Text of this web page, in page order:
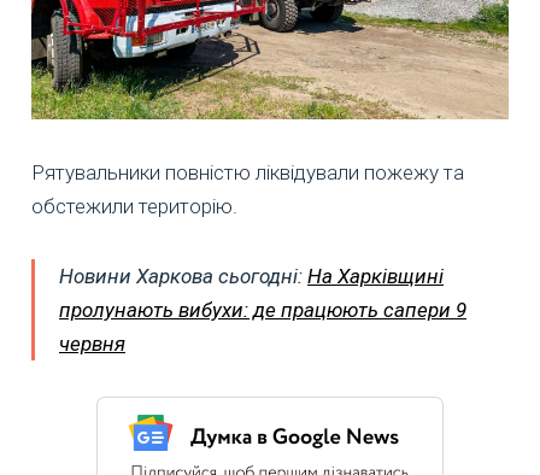
Рятувальники повністю ліквідували пожежу та
обстежили територію.
Новини Харкова сьогодні: На Харківщині
пролунають вибухи: де працюють сапери 9
червня